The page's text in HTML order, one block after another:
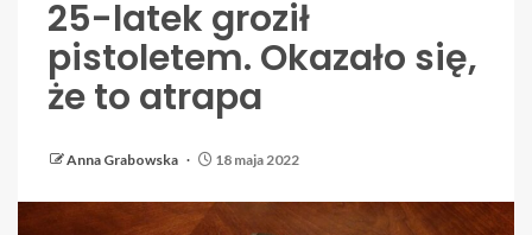
25-latek groził
pistoletem. Okazało się,
że to atrapa
Anna Grabowska 18 maja 2022